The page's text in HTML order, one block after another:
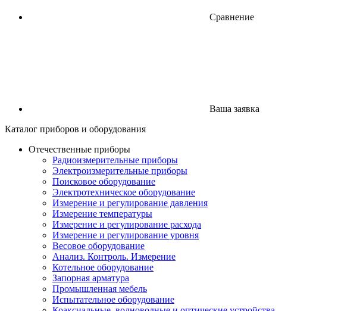
Сравнение
Ваша заявка
Каталог приборов и оборудования
Отечественные приборы
Радиоизмерительные приборы
Электроизмерительные приборы
Поисковое оборудование
Электротехническое оборудование
Измерение и регулирование давления
Измерение температуры
Измерение и регулирование расхода
Измерение и регулирование уровня
Весовое оборудование
Анализ. Контроль. Измерение
Котельное оборудование
Запорная арматура
Промышленная мебель
Испытательное оборудование